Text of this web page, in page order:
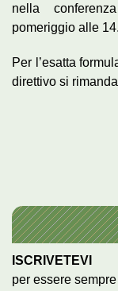
nella
pomeriggio alle
Per l’esatta
direttivo si
ISCRIVETEVI
per essere